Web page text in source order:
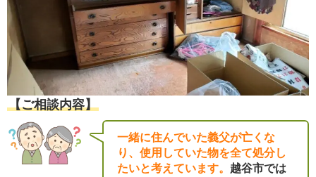
【ご相談内容】
一緒に住んでいた義父が亡くな
り、使用していた物を全て処分し
たいと考えています。 越谷市では